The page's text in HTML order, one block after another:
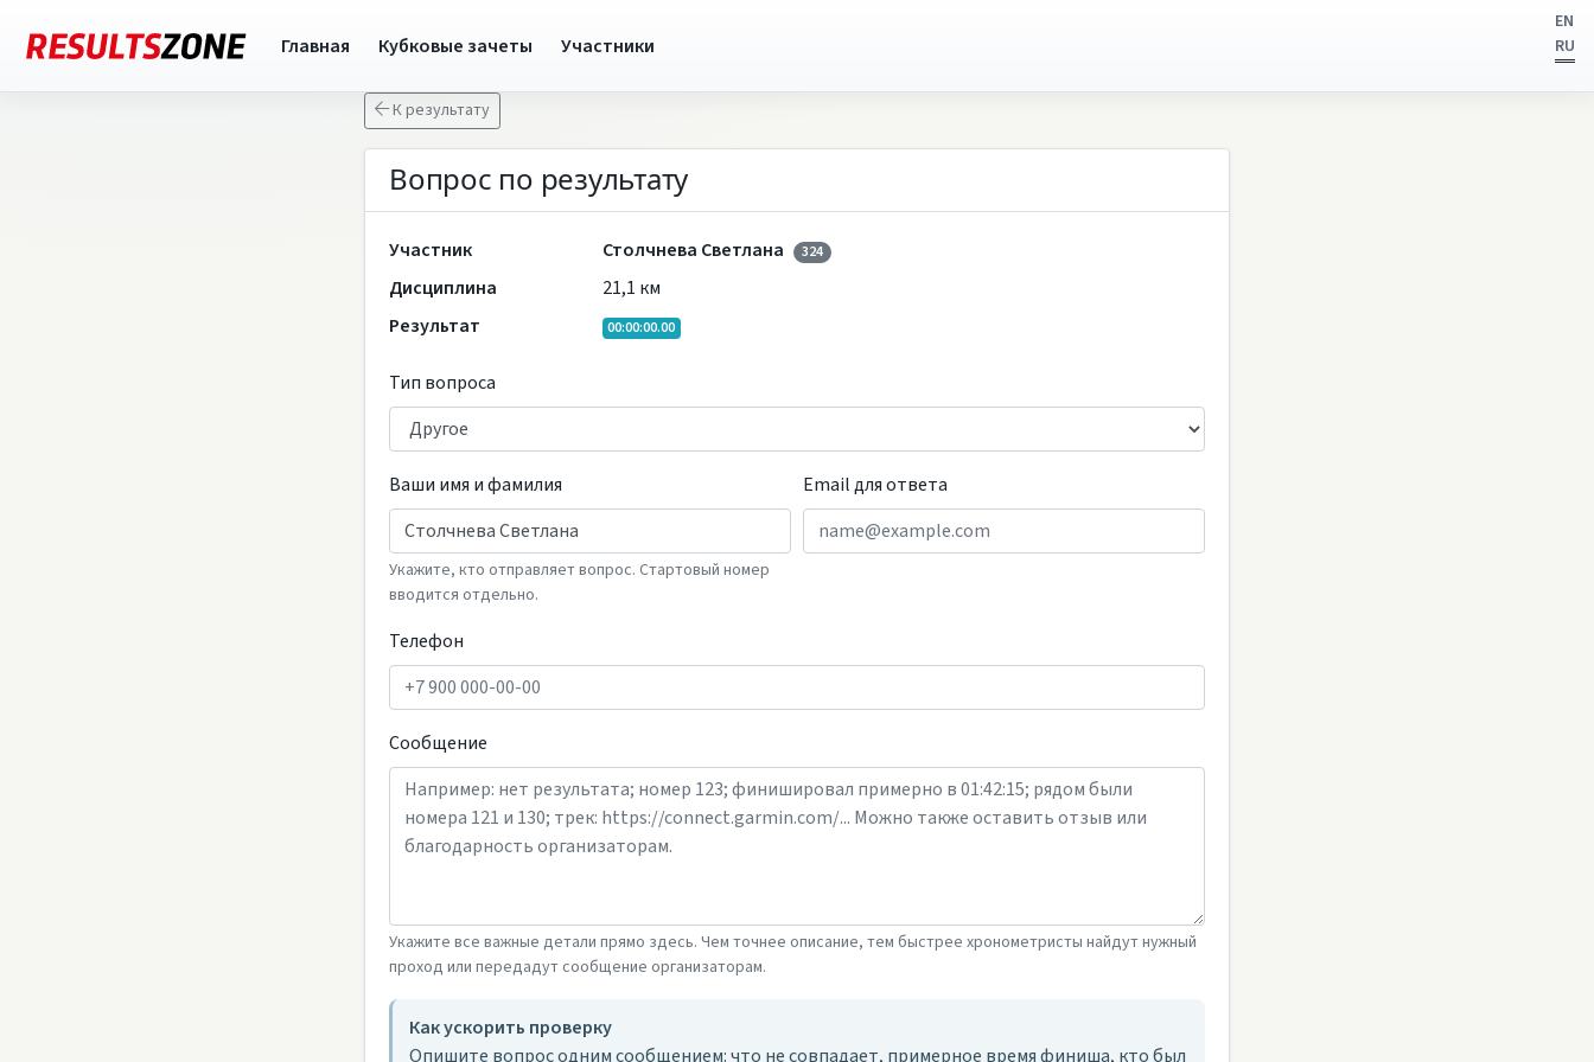
Главная Кубковые зачеты Участники
EN
RU
К результату
Вопрос по результату
Участник Столчнева Светлана 324
Дисциплина
21,1 км
Результат
00:00:00.00
Тип вопроса
Ваши имя и фамилия
Укажите, кто отправляет вопрос. Стартовый номер
вводится отдельно.
Email для ответа
Телефон
Сообщение
Укажите все важные детали прямо здесь. Чем точнее описание, тем быстрее хронометристы найдут нужный
проход или передадут сообщение организаторам.
Как ускорить проверку
Опишите вопрос одним сообщением: что не совпадает, примерное время финиша, кто был